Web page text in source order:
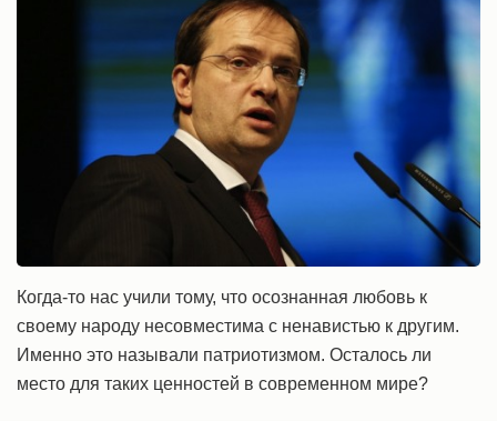
Когда-то нас учили тому, что осознанная любовь к
своему народу несовместима с ненавистью к другим.
Именно это называли патриотизмом. Осталось ли
место для таких ценностей в современном мире?